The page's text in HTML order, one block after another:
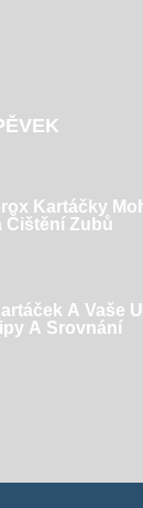
Kartáčky
Čištění Zubů
A Vaše
A Srovnání